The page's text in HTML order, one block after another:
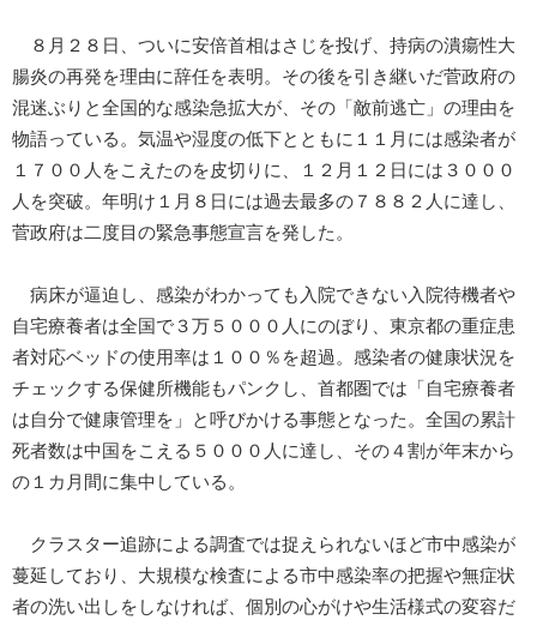
８月２８日、ついに安倍首相はさじを投げ、持病の潰瘍性大
腸炎の再発を理由に辞任を表明。その後を引き継いだ菅政府の
混迷ぶりと全国的な感染急拡大が、その「敵前逃亡」の理由を
物語っている。気温や湿度の低下とともに１１月には感染者が
１７００人をこえたのを皮切りに、１２月１２日には３０００
人を突破。年明け１月８日には過去最多の７８８２人に達し、
菅政府は二度目の緊急事態宣言を発した。
病床が逼迫し、感染がわかっても入院できない入院待機者や
自宅療養者は全国で３万５０００人にのぼり、東京都の重症患
者対応ベッドの使用率は１００％を超過。感染者の健康状況を
チェックする保健所機能もパンクし、首都圏では「自宅療養者
は自分で健康管理を」と呼びかける事態となった。全国の累計
死者数は中国をこえる５０００人に達し、その４割が年末から
の１カ月間に集中している。
クラスター追跡による調査では捉えられないほど市中感染が
蔓延しており、大規模な検査による市中感染率の把握や無症状
者の洗い出しをしなければ、個別の心がけや生活様式の変容だ